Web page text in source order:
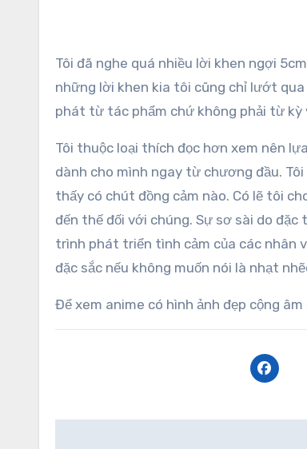
Tôi đã nghe quá nhiều lời khen ngợi
những lời khen kia tôi cũng chỉ lướt
phát từ tác phẩm chứ không phải từ kỳ
Tôi thuộc loại thích đọc hơn xem nên
dành cho mình ngay từ chương đầu.
thấy có chút đồng cảm nào. Có lẽ tôi
đến thế đối với chúng. Sự sơ sài do
trình phát triển tình cảm của các nhân
đặc sắc nếu không muốn nói là nhạt
Để xem anime có hình ảnh đẹp cộng